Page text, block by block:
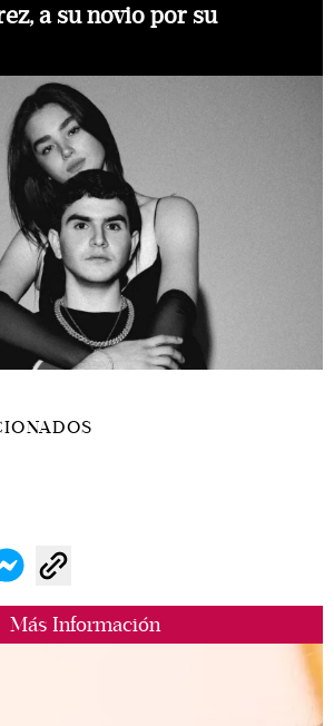
Más Información
a su novio por su